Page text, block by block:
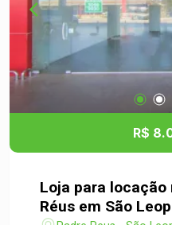
R$
Loja para locação
Réus em São